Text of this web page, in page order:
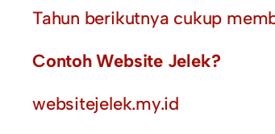
Tahun berikutnya cukup
Contoh Website Jelek?
websitejelek.my.id